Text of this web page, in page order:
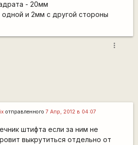
- 20мм
и 2мм с другой стороны
more_vert
отправленного 7 Апр, 2012 в 04:07
штифта если за ним не
выкрутиться отдельно от